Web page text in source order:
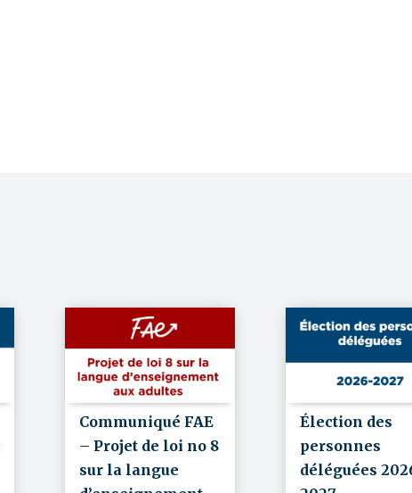
Communiqué FAE
– Projet de loi no 8
sur la langue
Élection des
personnes
déléguées